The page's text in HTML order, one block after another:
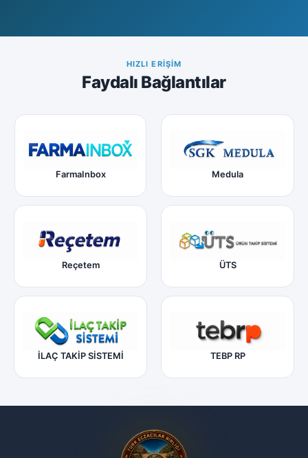
HIZLI ERIŞIM
Faydalı Bağlantılar
FarmaInbox Medula
Reçetem ÜTS
İLAÇ TAKİP SİSTEMİ TEBP RP